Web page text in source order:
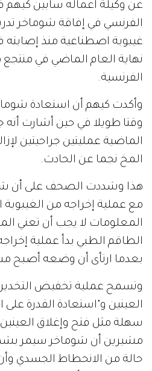
عن وكيلة أعماله سابين
الفرنسي في إفاقة شوماخر
غيبوبة اصطناعية منذ إصابته
نهاية العام الماضي في منتجع
الفرنسية.
وأكدت كيهم أن استعادة
وقتا طويلا في حين أشارت أنه
الماضية عمليتين جراحيتين
المخ نجما عن الحادث.
هذا وشددت الصحف على أن
مع عملية إخراجه من
المعلومات لا يجب أن تعني
الطاقم الطبي بدأ عملية
بعدما ارتأى أن وضعه أصبح
وتسمح عملية تخفيض التخدير
العينين و"استعادة القدرة على
سهلة مثل فتح وإغلاق
مشيرين أن شوماخر سيمر
حالة من الانحطاط الجسدي